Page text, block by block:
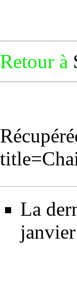
Retour à
La